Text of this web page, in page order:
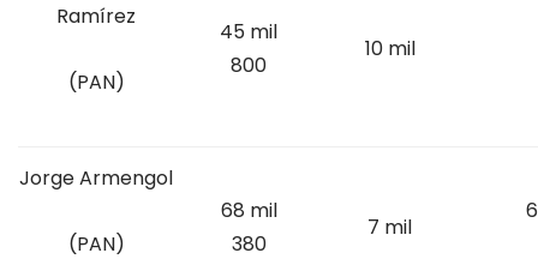
Ramírez
(PAN)
45 mil
800
10 mil
Jorge Armengol
(PAN)
68 mil
380
7 mil